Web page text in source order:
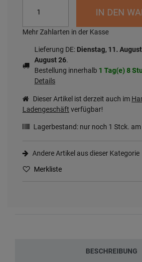
IN DEN
Mehr Zahlarten in der Kasse
Lieferung DE: Dienstag, 11.
August 26.
Bestellung innerhalb 1 Tag(e) 8
Details
Dieser Artikel ist derzeit auch im
Ladengeschäft verfügbar!
Lagerbestand: nur noch 1 Stck.
Andere Artikel aus dieser Kategorie
Merkliste
BESCHREIBUNG